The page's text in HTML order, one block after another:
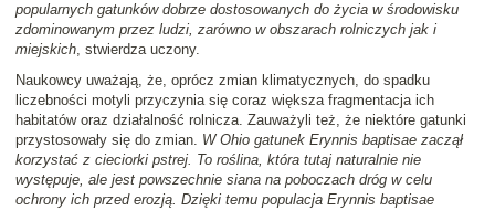
popularnych gatunków dobrze dostosowanych do życia w środowisku
zdominowanym przez ludzi, zarówno w obszarach rolniczych jak i
miejskich, stwierdza uczony.
Naukowcy uważają, że, oprócz zmian klimatycznych, do spadku
liczebności motyli przyczynia się coraz większa fragmentacja ich
habitatów oraz działalność rolnicza. Zauważyli też, że niektóre gatunki
przystosowały się do zmian. W Ohio gatunek Erynnis baptisae zaczął
korzystać z cieciorki pstrej. To roślina, która tutaj naturalnie nie
występuje, ale jest powszechnie siana na poboczach dróg w celu
ochrony ich przed erozją. Dzięki temu populacja Erynnis baptisae